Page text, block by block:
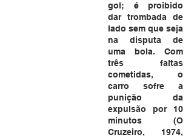
gol; é proibido
dar trombada de
lado sem que seja
na disputa de
uma bola. Com
três faltas
cometidas, o
carro sofre a
punição da
expulsão por 10
minutos (O
Cruzeiro, 1974,